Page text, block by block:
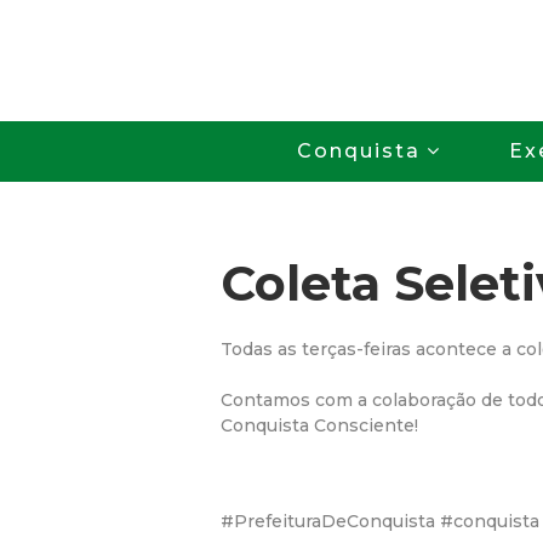
Conquista
Coleta
Todas as terças-feiras acontece a
Contamos com a colaboração de
Conquista Consciente!
#PrefeituraDeConquista